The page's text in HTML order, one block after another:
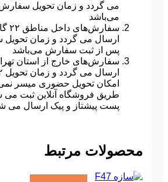
می‌باشد
پس از ثبت سفارش می‌باشد
سفارش‌های خارج از استان
ارسال می گردد و زمان تحویل ۲ الی ۴ روز کاری می‌باشد
امکان تحویل حضوری میسر
طریق فروشگاه آنلاین ثبت می
پست پیشتاز و پیک ارسال می
محصولات مرتبط